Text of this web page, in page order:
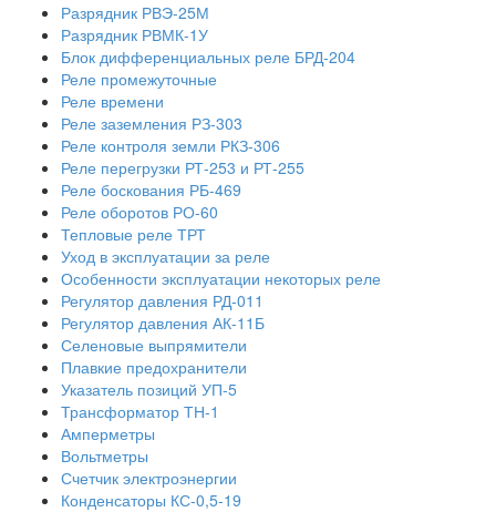
Разрядник РВЭ-25М
Разрядник РВМК-1У
Блок дифференциальных реле БРД-204
Реле промежуточные
Реле времени
Реле заземления РЗ-303
Реле контроля земли РКЗ-306
Реле перегрузки РТ-253 и РТ-255
Реле боскования РБ-469
Реле оборотов РО-60
Тепловые реле ТРТ
Уход в эксплуатации за реле
Особенности эксплуатации некоторых реле
Регулятор давления РД-011
Регулятор давления АК-11Б
Селеновые выпрямители
Плавкие предохранители
Указатель позиций УП-5
Трансформатор ТН-1
Амперметры
Вольтметры
Счетчик электроэнергии
Конденсаторы КС-0,5-19